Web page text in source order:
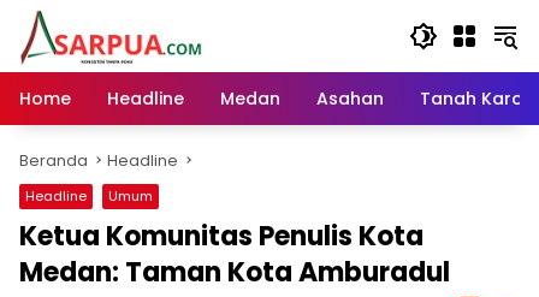
Langsung
konten
Home
Headline Medan Asahan Tanah Karo
Beranda Headline
Headline Umum
Ketua Komunitas Penulis Kota
Medan: Taman Kota Amburadul